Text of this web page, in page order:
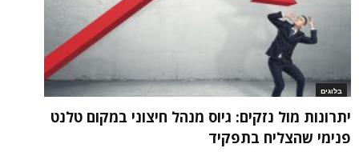
בלוגים
יתרונות מול נזקים: גיוס מנהל חיצוני במקום טלנט
פנימי שהצליח בתפקיד